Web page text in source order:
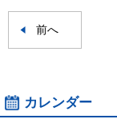
前へ
カレンダー